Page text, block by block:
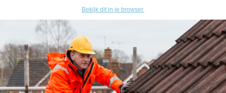
Bekijk dit in je browser.